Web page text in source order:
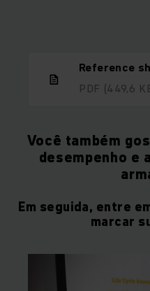
Reference
PDF (449,6
Você também
desempenho e
Em seguida, entre
marcar